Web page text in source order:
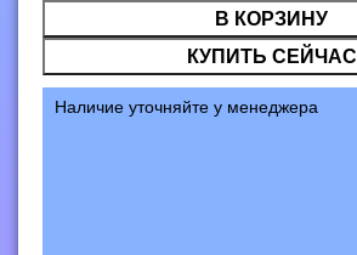
В КОРЗИНУ
КУПИТЬ СЕЙЧАС
Наличие уточняйте у менеджера